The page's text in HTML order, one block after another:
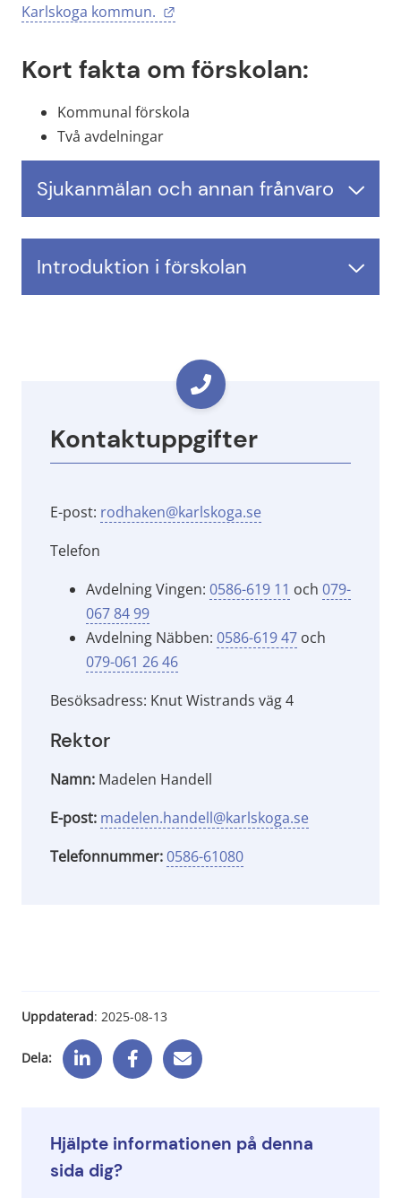
Karlskoga kommun.
Kort fakta om förskolan:
Kommunal förskola
Två avdelningar
Sjukanmälan och annan frånvaro
Introduktion i förskolan
Kontaktuppgifter
E-post: rodhaken@karlskoga.se
Telefon
Avdelning Vingen: 0586-619 11 och 079-
067 84 99
Avdelning Näbben: 0586-619 47
079-061 26 46
Besöksadress: Knut Wistrands väg 4
Rektor
Namn: Madelen Handell
E-post: madelen.handell@karlskoga.se
Telefonnummer:0586-61080
Uppdaterad: 2025-08-13
Dela:
Hjälpte informationen på denna
sida dig?